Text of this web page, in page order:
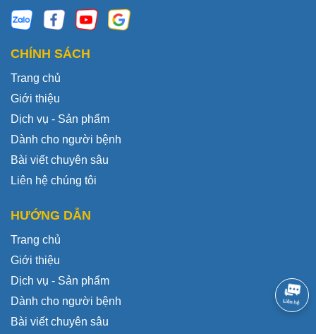
CHÍNH SÁCH
Trang chủ
Giới thiệu
Dịch vụ - Sản phẩm
Dành cho người bệnh
Bài viết chuyên sâu
Liên hệ chúng tôi
HƯỚNG DẪN
Trang chủ
Giới thiệu
Dịch vụ - Sản phẩm
Dành cho người bệnh
Bài viết chuyên sâu